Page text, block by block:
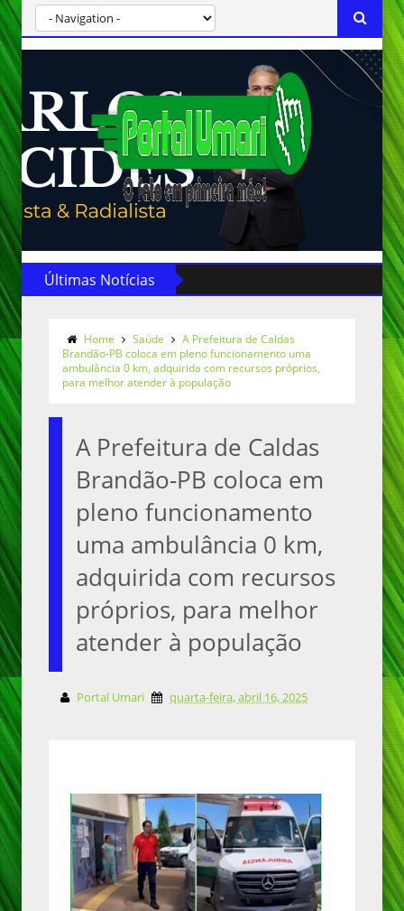
Últimas Notícias
Home Saúde
A Prefeitura de Caldas
Brandão-PB coloca em pleno funcionamento uma
ambulância 0 km, adquirida com recursos próprios,
para melhor atender à população
A Prefeitura de Caldas
Brandão-PB coloca em
pleno funcionamento
uma ambulância 0 km,
adquirida com recursos
próprios, para melhor
atender à população
Portal Umari quarta-feira, abril 16, 2025